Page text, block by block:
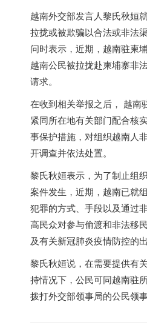
越南外交部发言人黎氏秋姮
拉拢或被欺骗以合法或非法
问时表示，近期，越南驻柬
越南公民被拉拢赴柬埔寨非
请求。
在收到相关举报之后， 越南
紧同所在地有关部门配合核
事保护措施，对组织越南人
开调查并依法处置。
黎氏秋姮表示，为了制止组
案件发生，近期，越南已就
犯罪的方式、手段以及通过
高民众对参与偷渡和非法移
及有关新冠肺炎疫情防控的出
黎氏秋姮说，在需要提供有
持情况下，公民可同越南驻
拨打外交部领事局的公民领